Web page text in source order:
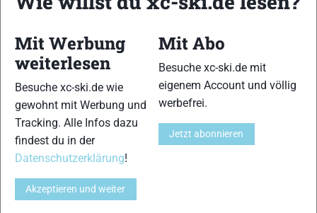
das Training sowie das zusätzlich zum Skirollern benötigte
Equipment drehen.
VERWANDTE ARTIKEL
Tipps für
Material-Tipps für
Mit Werbung
weiterlesen
Besuche xc-ski.de wie
gewohnt mit Werbung und
Tracking. Alle Infos dazu
findest du in der
Datenschutzerklärung!
Akzeptieren und weiter
Mit Abo
Besuche xc-ski.de mit
eigenem Account und völlig
werbefrei.
Jetzt abonnieren